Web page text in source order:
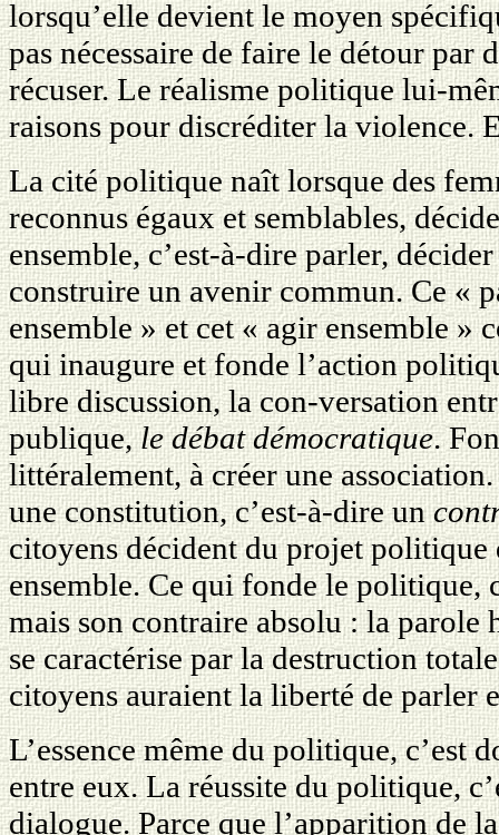
lorsqu’elle devient le moyen
pas nécessaire de faire le détour par
récuser. Le réalisme politique lui-
raisons pour discréditer la violence.
La cité politique naît lorsque des
reconnus égaux et semblables,
ensemble, c’est-à-dire parler,
construire un avenir commun. Ce «
ensemble » et cet « agir ensemble »
qui inaugure et fonde l’action
libre discussion, la con-versation
publique,le débat démocratique.
littéralement, à créer une
une constitution, c’est-à-dire un
citoyens décident du projet politique
ensemble. Ce qui fonde le politique,
mais son contraire absolu : la
se caractérise par la destruction
citoyens auraient la liberté de parler
L’essence même du politique, c’est
entre eux. La réussite du politique,
dialogue. Parce que l’apparition de